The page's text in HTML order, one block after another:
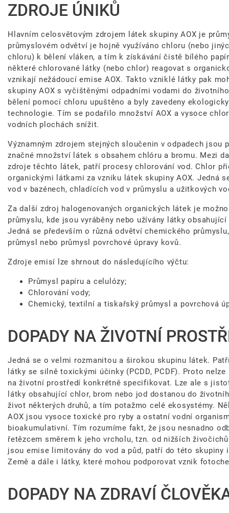
ZDROJE ÚNIKŮ
Hlavním celosvětovým zdrojem látek skupiny AOX je
průmyslovém odvětví je hojně využíváno chloru (nebo
chloru) k bělení vláken, a tím k získávání čistě bílého
některé chlorované látky (nebo chlor) reagovat s
vznikají nežádoucí emise AOX. Takto vzniklé látky pak
skupiny AOX s vyčištěnými odpadními vodami do
bělení pomocí chloru upuštěno a byly zavedeny
technologie. Tím se podařilo množství AOX a vysoce
vodních plochách snížit.
Významným zdrojem stejných sloučenin v odpadech jsou
značné množství látek s obsahem chlóru a bromu. Mezi
zdroje těchto látek, patří procesy chlorování vod. Chlor
organickými látkami za vzniku látek skupiny AOX. Jedná
vod v bazénech, chladících vod v průmyslu a užitkových
Za další zdroj halogenovaných organických látek je
průmyslu, kde jsou vyráběny nebo užívány látky
Jedná se především o různá odvětví chemického
průmysl nebo průmysl povrchové úpravy kovů.
Zdroje emisí lze shrnout do následujícího výčtu:
Průmysl papíru a celulózy;
Chlorování vody;
Chemický, textilní a tiskařský průmysl a povrchová
DOPADY NA ŽIVOTNÍ
Jedná se o velmi rozmanitou a širokou skupinu látek.
látky se silně toxickými účinky (PCDD, PCDF). Proto
na životní prostředí konkrétně specifikovat. Lze ale s
látky obsahující chlor, brom nebo jod dostanou do
život některých druhů, a tím potažmo celé ekosystémy.
AOX jsou vysoce toxické pro ryby a ostatní vodní
bioakumulativní. Tím rozumíme fakt, že jsou nesnadno
řetězcem směrem k jeho vrcholu, tzn. od nižších
jsou emise limitovány do vod a půd, patří do této
Země a dále i látky, které mohou podporovat vznik
DOPADY NA ZDRAVÍ